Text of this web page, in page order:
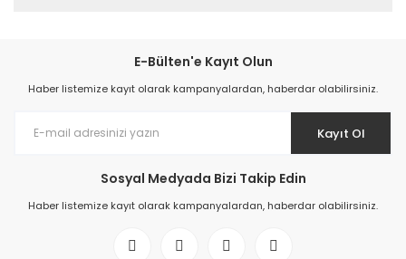
E-Bülten'e Kayıt Olun
Haber listemize kayıt olarak kampanyalardan, haberdar olabilirsiniz.
Kayıt Ol
Sosyal Medyada Bizi Takip Edin
Haber listemize kayıt olarak kampanyalardan, haberdar olabilirsiniz.